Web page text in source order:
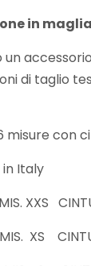
in
un
di taglio
misure con
Italy
XXS
XS